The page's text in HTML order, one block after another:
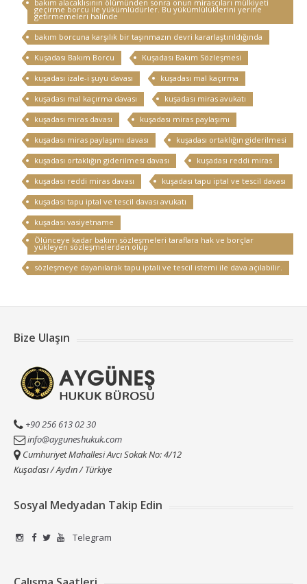
bakım alacaklısının ölümünden sonra onun mirasçıları mülkiyeti
geçirme borcu ile yükümlüdürler. Bu yükümlülüklerini yerine
getirmemeleri halinde
bakım borcuna karşılık bir taşınmazın devri kararlaştırıldığında
Kuşadası Bakım Borcu
Kuşadası Bakım Sözleşmesi
kuşadası izale-i şuyu davası
kuşadası mal kaçırma
kuşadası mal kaçırma davası
kuşadası miras avukatı
kuşadası miras davası
kuşadası miras paylaşımı
kuşadası miras paylaşımı davası
kuşadası ortaklığın giderilmesi
kuşadası ortaklığın giderilmesi davası
kuşadası reddi miras
kuşadası reddi miras davası
kuşadası tapu iptal ve tescil davası
kuşadası tapu iptal ve tescil davası avukatı
kuşadası vasiyetname
Ölünceye kadar bakım sözleşmeleri taraflara hak ve borçlar
yükleyen sözleşmelerden olup
sözleşmeye dayanılarak tapu iptali ve tescil istemi ile dava açılabilir.
Bize Ulaşın
+90 256 613 02 30
info@ayguneshukuk.com
Cumhuriyet Mahallesi Avcı Sokak No: 4/12
Kuşadası / Aydın / Türkiye
Sosyal Medyadan Takip Edin
Telegram